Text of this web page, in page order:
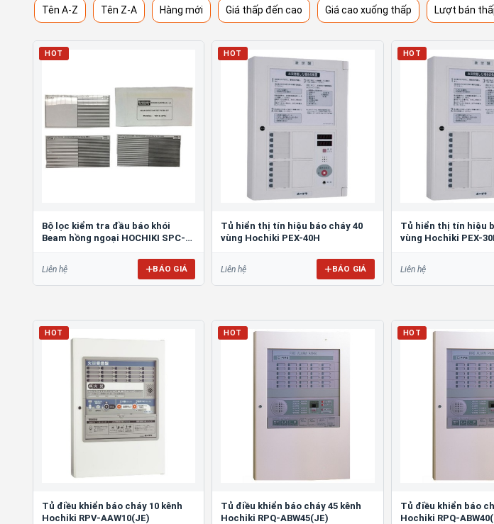
Tên A-Z Tên Z-A Hàng mới Giá thấp đến cao Giá cao xuống thấp Lượt bán
HOT
Bộ lọc kiểm tra đầu báo khói
Beam hồng ngoại HOCHIKI SPC-24
Liên hệ BÁO GIÁ
HOT
Tủ hiển thị tín hiệu báo cháy 40
vùng Hochiki PEX-40H
Liên hệ BÁO GIÁ
HOT
Tủ hiển thị tín hiệu
vùng Hochiki PEX-
Liên hệ
HOT
Tủ điều khiển báo cháy 10 kênh
Hochiki RPV-AAW10(JE)
HOT
Tủ điều khiển báo cháy 45 kênh
Hochiki RPQ-ABW45(JE)
HOT
Tủ điều khiển báo
Hochiki RPQ-